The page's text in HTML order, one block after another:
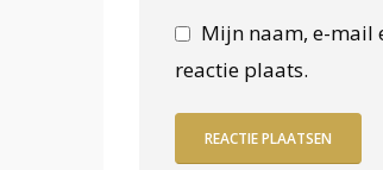
Mijn naam, e-mail
reactie plaats.